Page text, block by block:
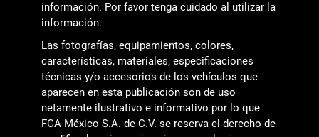
información. Por favor tenga cuidado al utilizar la
información.
Las fotografías, equipamientos, colores,
características, materiales, especificaciones
técnicas y/o accesorios de los vehículos que
aparecen en esta publicación son de uso
netamente ilustrativo e informativo por lo que
FCA México S.A. de C.V. se reserva el derecho de